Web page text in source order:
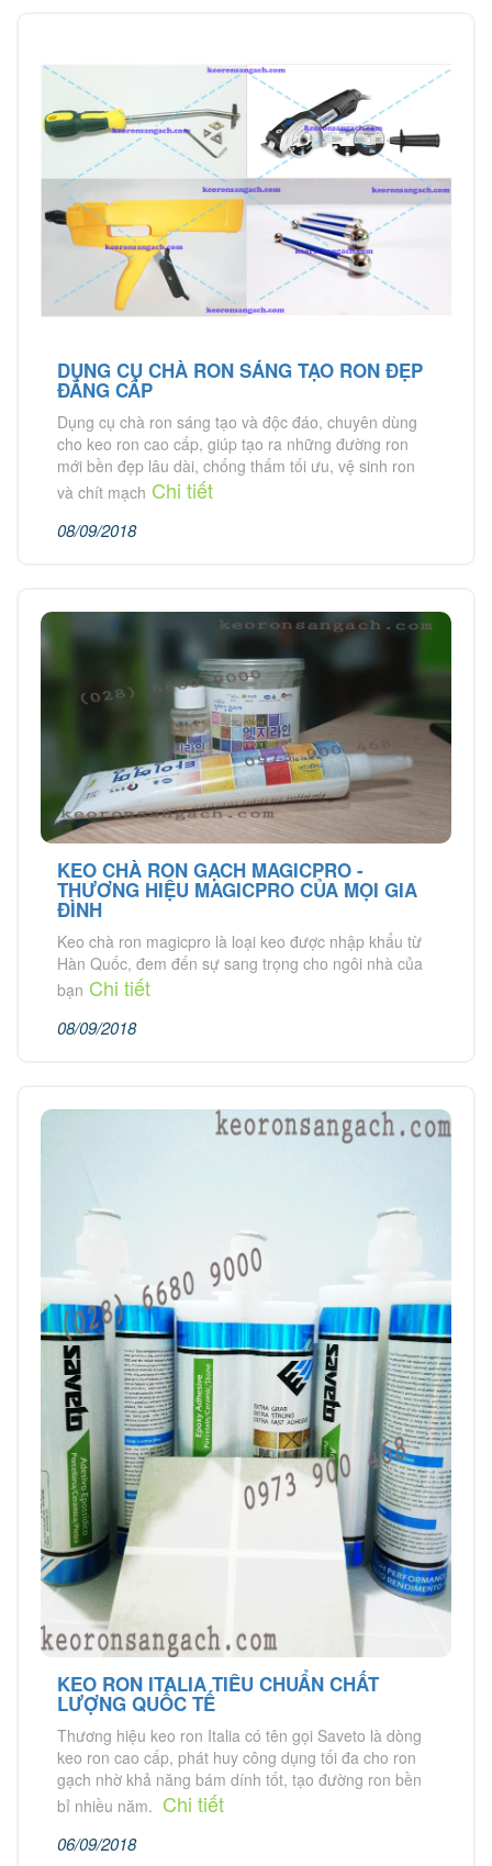
DỤNG CỤ CHÀ RON SÁNG TẠO RON ĐẸP
ĐẲNG CẤP
Dụng cụ chà ron sáng tạo và độc đáo, chuyên dùng
cho keo ron cao cấp, giúp tạo ra những đường ron
mới bền đẹp lâu dài, chống thấm tối ưu, vệ sinh ron
và chít mạch Chi tiết
08/09/2018
KEO CHÀ RON GẠCH MAGICPRO -
THƯƠNG HIỆU MAGICPRO CỦA MỌI GIA
ĐÌNH
Keo chà ron magicpro là loại keo được nhập khẩu từ
Hàn Quốc, đem đến sự sang trọng cho ngôi nhà của
bạn Chi tiết
08/09/2018
KEO RON ITALIA TIÊU CHUẨN CHẤT
LƯỢNG QUỐC TẾ
Thương hiệu keo ron Italia có tên gọi Saveto là dòng
keo ron cao cấp, phát huy công dụng tối đa cho ron
gạch nhờ khả năng bám dính tốt, tạo đường ron bền
bỉ nhiều năm. Chi tiết
06/09/2018